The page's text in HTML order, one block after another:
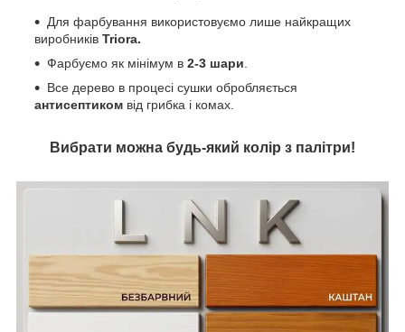
Для фарбування використовуємо лише найкращих
виробників Triora.
Фарбуємо як мінімум в 2-3 шари
Все дерево в процесі сушки обробляється
антисептиком від грибка і комах.
Вибрати можна будь-який колір з палітри!